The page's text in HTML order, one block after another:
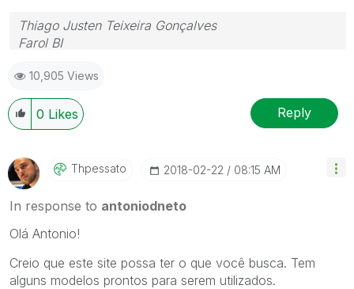
Thiago Justen Teixeira Gonçalves
Farol BI
Skype: justen.thiago
10,905 Views
0 Likes Reply
Thpessato ‎2018-02-22 08:15 AM
In response to antoniodneto
Olá Antonio!
Creio que este site possa ter o que você busca. Tem
alguns modelos prontos para serem utilizados.